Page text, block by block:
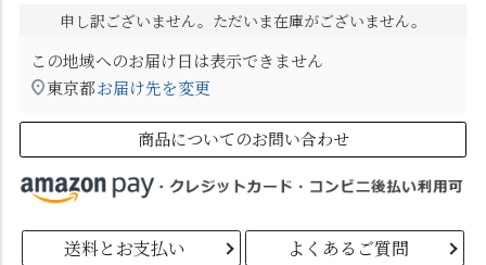
申し訳ございません。ただいま在庫がございません。
この地域へのお届け日は表示できません
東京都お届け先を変更
商品についてのお問い合わせ
送料とお支払い よくあるご質問